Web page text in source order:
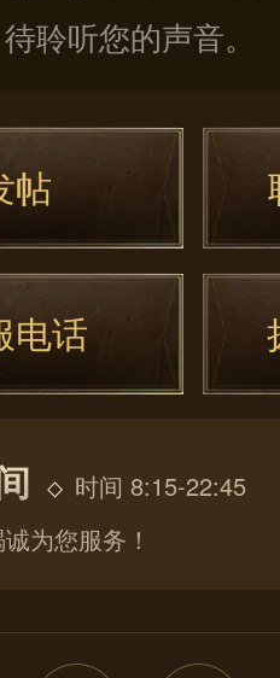
待聆听您的声音。
帖
电话
时间 8:15-22:45
为您服务！